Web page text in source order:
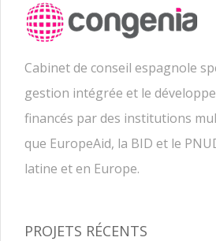
Cabinet de conseil espagnole
gestion intégrée et le
financés par des institutions
que EuropeAid, la BID et le
latine et en Europe.
PROJETS RÉCENTS